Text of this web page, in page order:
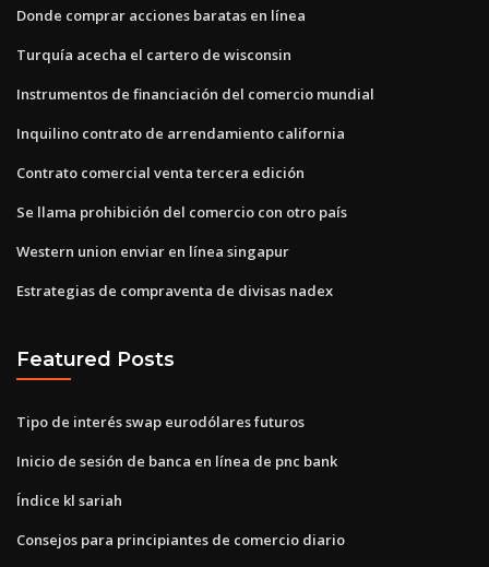
Donde comprar acciones baratas en línea
Turquía acecha el cartero de wisconsin
Instrumentos de financiación del comercio mundial
Inquilino contrato de arrendamiento california
Contrato comercial venta tercera edición
Se llama prohibición del comercio con otro país
Western union enviar en línea singapur
Estrategias de compraventa de divisas nadex
Featured Posts
Tipo de interés swap eurodólares futuros
Inicio de sesión de banca en línea de pnc bank
Índice kl sariah
Consejos para principiantes de comercio diario